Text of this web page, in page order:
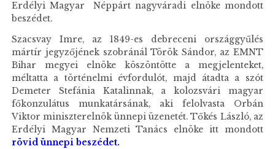
Erdélyi Magyar Néppárt nagyváradi elnöke mondott
beszédet.
Szacsvay Imre, az 1849-es debreceni országgyűlés
mártír jegyzőjének szobránál Török Sándor, az EMNT
Bihar megyei elnöke köszöntötte a megjelenteket,
méltatta a történelmi évfordulót, majd átadta a szót
Demeter Stefánia Katalinnak, a kolozsvári magyar
főkonzulátus munkatársának, aki felolvasta Orbán
Viktor miniszterelnök ünnepi üzenetét. Tőkés László, az
Erdélyi Magyar Nemzeti Tanács elnöke itt mondott
rövid ünnepi beszédet.